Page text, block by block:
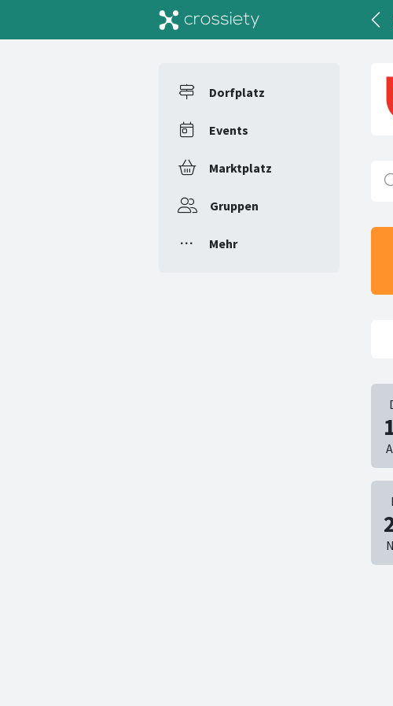
Dorfplatz
Events
Marktplatz
Gruppen
Mehr